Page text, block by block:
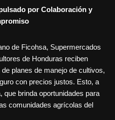
por Colaboración y
de Ficohsa, Supermercados
de Honduras reciben
planes de manejo de cultivos,
con precios justos. Esto, a
brinda oportunidades para
comunidades agrícolas del